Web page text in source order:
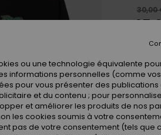
30,00
ou une technologie équivalente
informations personnelles (comme
pour vous présenter des publications
et du contenu ; pour
et améliorer les produits de nos
les cookies soumis à votre
pas de votre consentement (tels que